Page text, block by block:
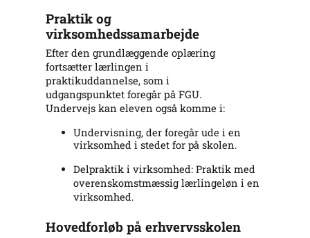
Praktik og
virksomhedssamarbejde
Efter den grundlæggende oplæring
fortsætter lærlingen i
praktikuddannelse, som i
udgangspunktet foregår på FGU.
Undervejs kan eleven også komme i:
Undervisning, der foregår ude i en
virksomhed i stedet for på skolen.
Delpraktik i virksomhed: Praktik med
overenskomstmæssig lærlingeløn i en
virksomhed.
Hovedforløb på erhvervsskolen